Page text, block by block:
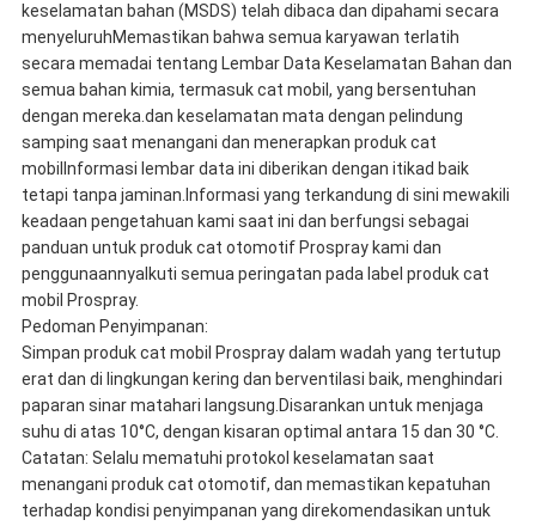
keselamatan bahan (MSDS) telah dibaca dan dipahami secara
menyeluruhMemastikan bahwa semua karyawan terlatih
secara memadai tentang Lembar Data Keselamatan Bahan dan
semua bahan kimia, termasuk cat mobil, yang bersentuhan
dengan mereka.dan keselamatan mata dengan pelindung
samping saat menangani dan menerapkan produk cat
mobilInformasi lembar data ini diberikan dengan itikad baik
tetapi tanpa jaminan.Informasi yang terkandung di sini mewakili
keadaan pengetahuan kami saat ini dan berfungsi sebagai
panduan untuk produk cat otomotif Prospray kami dan
penggunaannyaIkuti semua peringatan pada label produk cat
mobil Prospray.
Pedoman Penyimpanan:
Simpan produk cat mobil Prospray dalam wadah yang tertutup
erat dan di lingkungan kering dan berventilasi baik, menghindari
paparan sinar matahari langsung.Disarankan untuk menjaga
suhu di atas 10°C, dengan kisaran optimal antara 15 dan 30 °C.
Catatan: Selalu mematuhi protokol keselamatan saat
menangani produk cat otomotif, dan memastikan kepatuhan
terhadap kondisi penyimpanan yang direkomendasikan untuk